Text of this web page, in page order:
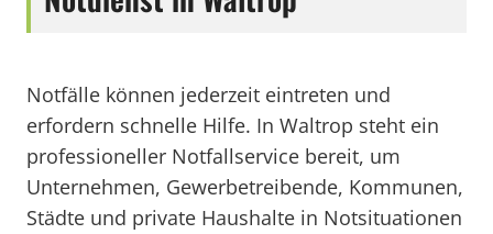
Notfälle können jederzeit eintreten und
erfordern schnelle Hilfe. In Waltrop steht ein
professioneller Notfallservice bereit, um
Unternehmen, Gewerbetreibende, Kommunen,
Städte und private Haushalte in Notsituationen